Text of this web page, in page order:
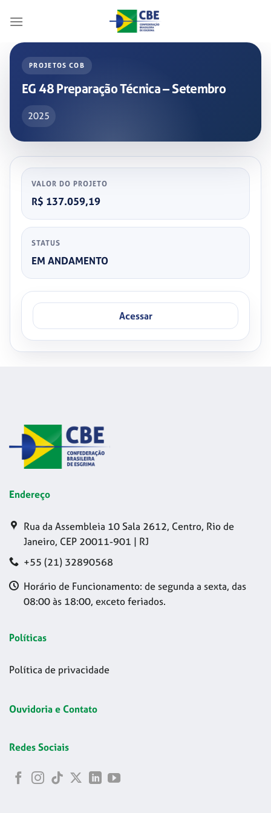
PROJETOS COB
EG 48 Preparação Técnica – Setembro
2025
VALOR DO PROJETO
R$ 137.059,19
STATUS
EM ANDAMENTO
Acessar
Endereço
Rua da Assembleia 10 Sala 2612, Centro, Rio de
Janeiro, CEP 20011-901 | RJ
+55 (21) 32890568
Horário de Funcionamento: de segunda a sexta, das
08:00 às 18:00, exceto feriados.
Políticas
Política de privacidade
Ouvidoria e Contato
Redes Sociais